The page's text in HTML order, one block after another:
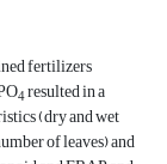
fertilizers
4resulted in a
(dry and wet
of leaves) and